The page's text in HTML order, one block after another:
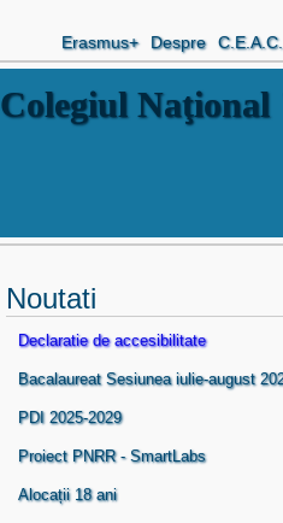
Erasmus+ Despre C.E.A.C.
Colegiul Naţional
Noutati
Declaratie de accesibilitate
Bacalaureat Sesiunea iulie-august
PDI 2025-2029
Proiect PNRR - SmartLabs
Alocații 18 ani